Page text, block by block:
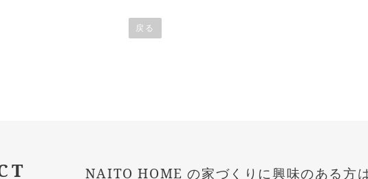
戻る
NAITO HOME の家づくりに興味のある方